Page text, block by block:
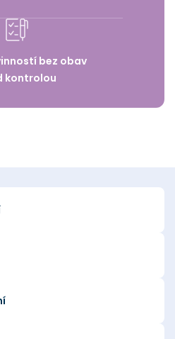
bez obav
kontrolou